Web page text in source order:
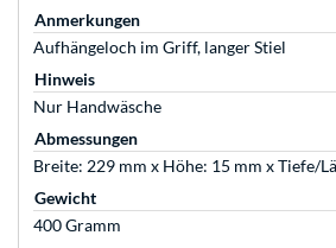
Anmerkungen
Aufhängeloch im Griff, langer Stiel
Hinweis
Nur Handwäsche
Abmessungen
Breite: 229 mm x Höhe: 15 mm x Tiefe/
Gewicht
400 Gramm